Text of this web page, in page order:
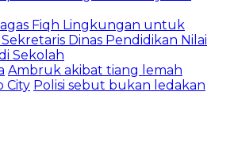
Fiqh Lingkungan untuk
Dinas Pendidikan Nilai
Sekolah
Ambruk akibat tiang lemah
City Polisi sebut bukan ledakan